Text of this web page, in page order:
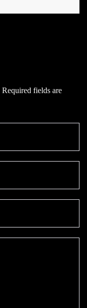
Required fields are